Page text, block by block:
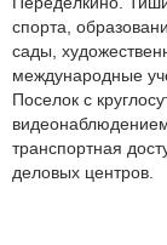
спорта,
сады,
международные
Поселок с
транспортная
деловых центров.